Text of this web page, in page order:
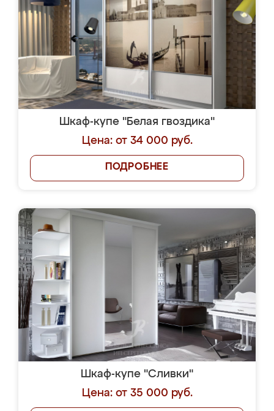
Шкаф-купе "Белая гвоздика"
Цена: от 34 000 руб.
ПОДРОБНЕЕ
Шкаф-купе "Сливки"
Цена: от 35 000 руб.